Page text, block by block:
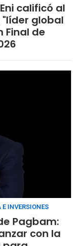
calificó al
global
Final de
INVERSIONES
Pagbam:
con la